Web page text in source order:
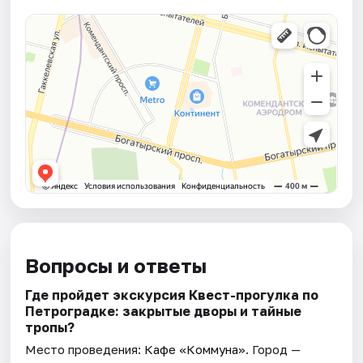
Вопросы и ответы
Где пройдет экскурсия Квест-прогулка по
Петроградке: закрытые дворы и тайные
тропы?
Место проведения: Кафе «Коммуна». Город —